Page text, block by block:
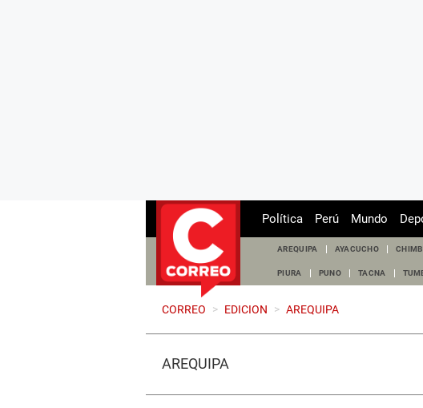
Política Perú Mundo
AREQUIPA AYACUCHO
PIURA PUNO TACNA
CORREO > EDICION > AREQUIPA
AREQUIPA